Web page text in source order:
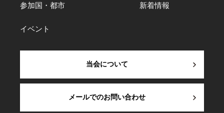
参加国・都市 新着情報
イベント
当会について
メールでのお問い合わせ